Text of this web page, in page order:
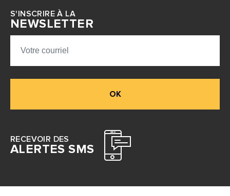
S'INSCRIRE À LA
NEWSLETTER
OK
RECEVOIR DES
ALERTES SMS